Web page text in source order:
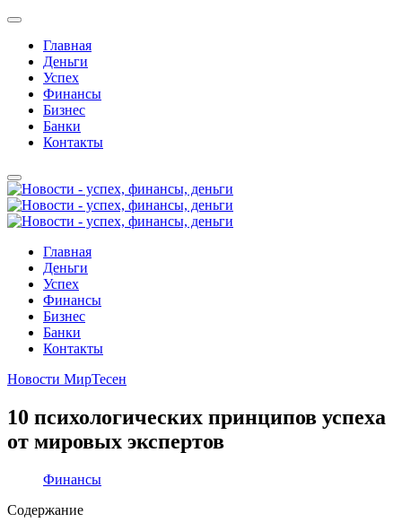
Главная
Деньги
Успех
Финансы
Бизнес
Банки
Контакты
Главная
Деньги
Успех
Финансы
Бизнес
Банки
Контакты
Новости МирТесен
10 психологических принципов успеха
от мировых экспертов
Финансы
Содержание